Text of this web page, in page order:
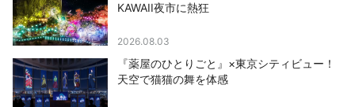
KAWAII夜市に熱狂
2026.08.03
『薬屋のひとりごと』×東京シティビュー！
天空で猫猫の舞を体感